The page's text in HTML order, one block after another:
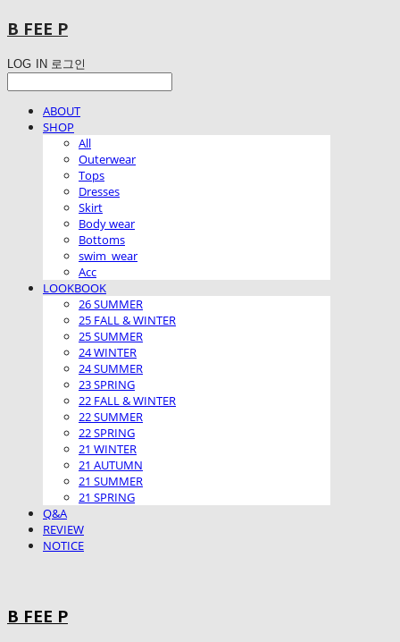
B FEE P
LOG IN 로그인
ABOUT
SHOP
All
Outerwear
Tops
Dresses
Skirt
Body wear
Bottoms
swim_wear
Acc
LOOKBOOK
26 SUMMER
25 FALL & WINTER
25 SUMMER
24 WINTER
24 SUMMER
23 SPRING
22 FALL & WINTER
22 SUMMER
22 SPRING
21 WINTER
21 AUTUMN
21 SUMMER
21 SPRING
Q&A
REVIEW
NOTICE
B FEE P